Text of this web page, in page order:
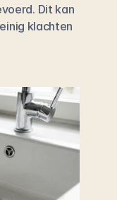
Dit kan
klachten